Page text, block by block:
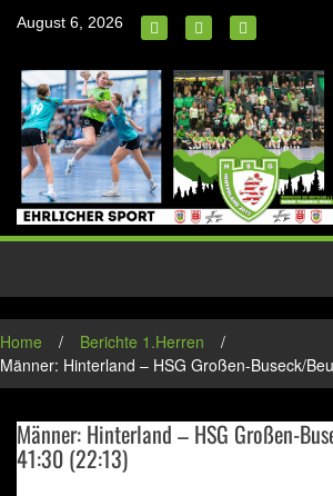
August 6, 2026
Home / Berichte 1.Herren
/
Männer: Hinterland – HSG Großen-Buseck/
Männer: Hinterland – HSG Großen-
41:30 (22:13)